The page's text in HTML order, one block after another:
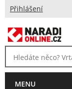
Přihlášení
MENU